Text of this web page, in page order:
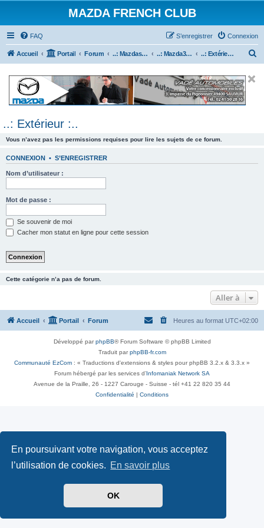
En poursuivant votre navigation, vous acceptez
l’utilisation de cookies. En savoir plus
OK
MAZDA FRENCH CLUB
FAQ Connexion
S’enregistrer
Accueil Portail Forum ..: Mazdaspeed & MPS :.. ..: Mazda3 MPS & Mazdaspeed 3 :.. ..: Extérieur :..
e
..: Extérieur :..
Vous n’avez pas les permissions requises pour lire les sujets de ce forum.
CONNEXION • S’ENREGISTRER
Nom d’utilisateur :
Mot de passe :
Se souvenir de moi
Cacher mon statut en ligne pour cette session
Cette catégorie n’a pas de forum.
Aller à
Accueil Portail Forum Heures au format UTC+02:00
Développé parphpBB® Forum Software © phpBB Limited
Traduit parphpBB-fr.com
Communauté EzCom : « Traductions d'extensions & styles pour phpBB 3.2.x & 3.3.x »
Forum hébergé par les services d’ Infomaniak Network SA
Avenue de la Praille, 26 - 1227 Carouge - Suisse - tél +41 22 820 35 44
Confidentialité
Conditions